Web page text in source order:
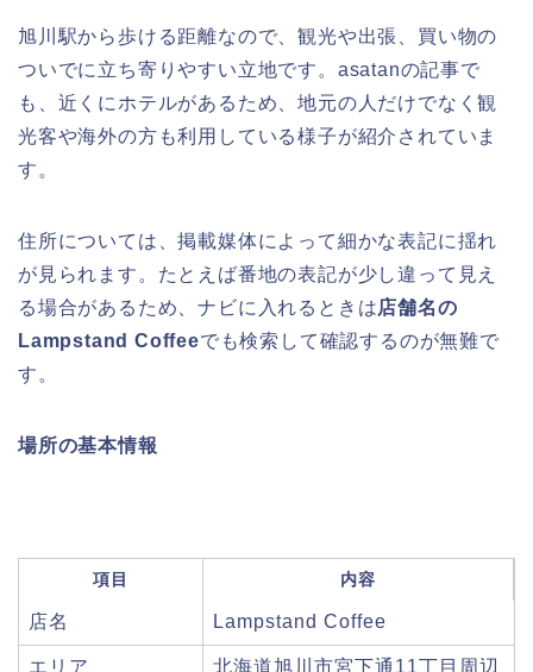
旭川駅から歩ける距離なので、観光や出張、買い物の
ついでに立ち寄りやすい立地です。asatanの記事で
も、近くにホテルがあるため、地元の人だけでなく観
光客や海外の方も利用している様子が紹介されていま
す。
住所については、掲載媒体によって細かな表記に揺れ
が見られます。たとえば番地の表記が少し違って見え
る場合があるため、ナビに入れるときは店舗名の
Lampstand Coffeeでも検索して確認するのが無難で
す。
場所の基本情報
項目 内容
店名 Lampstand Coffee
エリア 北海道旭川市宮下通11丁目周辺